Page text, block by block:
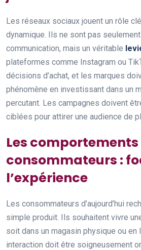
Les réseaux sociaux jouent un rôle
dynamique. Ils ne sont pas
communication, mais un véritable
plateformes comme Instagram ou
décisions d’achat, et les marques
phénomène en investissant dans un
percutant. Les campagnes doivent
ciblées pour attirer une audience de
Les comportements
consommateurs :
l’expérience
Les consommateurs d’aujourd’hui
simple produit. Ils souhaitent vivre
soit dans un magasin physique ou en
interaction doit être soigneusement